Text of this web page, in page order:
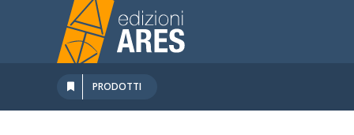
contenuto
PRODOTTI